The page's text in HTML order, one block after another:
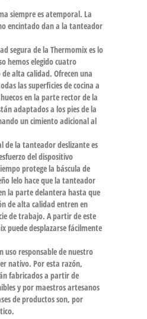
siempre es atemporal. La
encintado dan a la tanteador
segura de la Thermomix es lo
hemos elegido cuatro
alta calidad. Ofrecen una
las superficies de cocina a
en la parte rector de la
adaptados a los pies de la
un cimiento adicional al
de la tanteador deslizante es
del dispositivo
protege la báscula de
lelo hace que la tanteador
la parte delantera hasta que
de alta calidad entren en
de trabajo. A partir de este
puede desplazarse fácilmente
uso responsable de nuestro
nativo. Por esta razón,
fabricados a partir de
y por maestros artesanos
de productos son, por